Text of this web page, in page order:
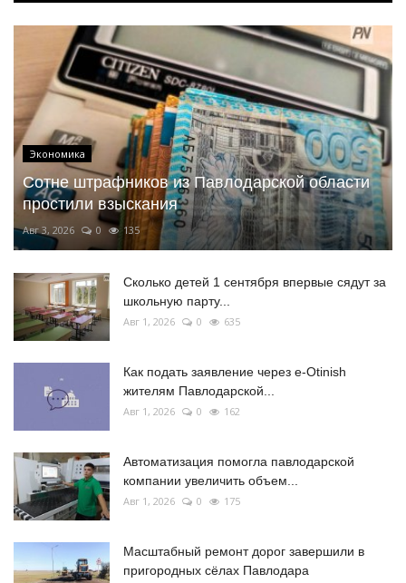
Экономика
Сотне штрафников из Павлодарской области
простили взыскания
Авг 3, 2026 0 135
Сколько детей 1 сентября впервые сядут за
школьную парту...
Авг 1, 2026 0 635
Как подать заявление через e-Otinish
жителям Павлодарской...
Авг 1, 2026 0 162
Автоматизация помогла павлодарской
компании увеличить объем...
Авг 1, 2026 0 175
Масштабный ремонт дорог завершили в
пригородных сёлах Павлодара